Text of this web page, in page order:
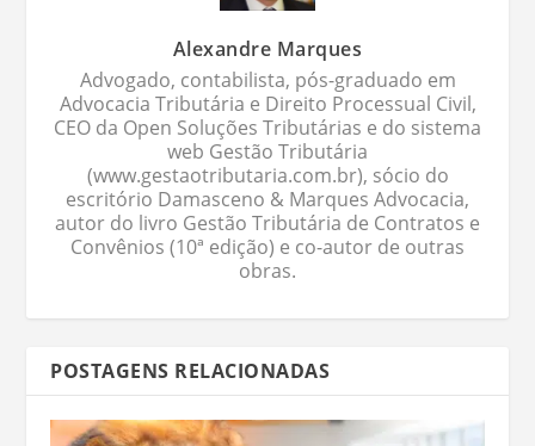
Alexandre Marques
Advogado, contabilista, pós-graduado em
Advocacia Tributária e Direito Processual Civil,
CEO da Open Soluções Tributárias e do sistema
web Gestão Tributária
(www.gestaotributaria.com.br), sócio do
escritório Damasceno & Marques Advocacia,
autor do livro Gestão Tributária de Contratos e
Convênios (10ª edição) e co-autor de outras
obras.
POSTAGENS RELACIONADAS